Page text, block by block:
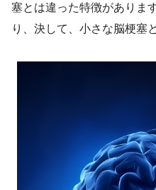
塞とは違った特徴がありま
り、決して、小さな脳梗塞